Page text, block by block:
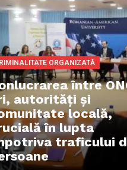
ORGANIZATĂ
între
autorități și
locală,
în lupta
traficului